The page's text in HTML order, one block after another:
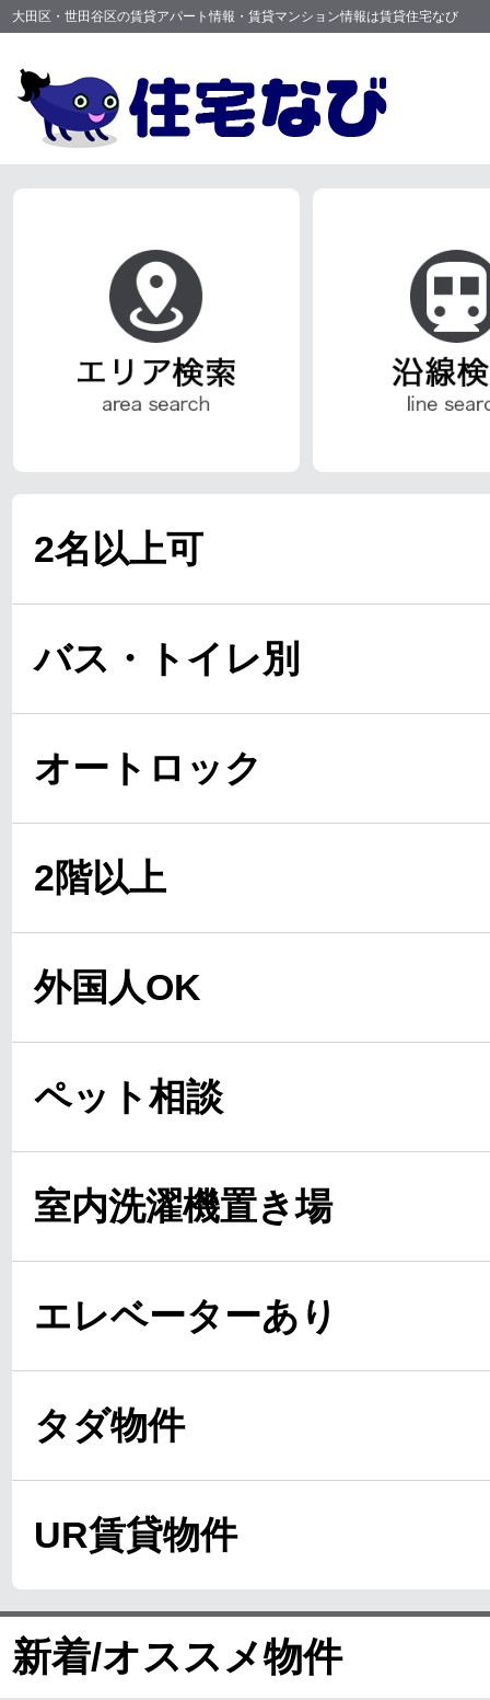
大田区・世田谷区の賃貸アパート情報・賃貸マンション情報は賃貸住宅なび
2名以上可
バス・トイレ別
オートロック
2階以上
外国人OK
ペット相談
室内洗濯機置き場
エレベーターあり
タダ物件
UR賃貸物件
新着/オススメ物件